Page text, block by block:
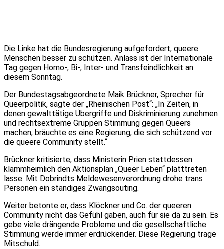
Die Linke hat die Bundesregierung aufgefordert, queere
Menschen besser zu schützen. Anlass ist der Internationale
Tag gegen Homo-, Bi-, Inter- und Transfeindlichkeit an
diesem Sonntag.
Der Bundestagsabgeordnete Maik Brückner, Sprecher für
Queerpolitik, sagte der „Rheinischen Post“: „In Zeiten, in
denen gewalttätige Übergriffe und Diskriminierung zunehmen
und rechtsextreme Gruppen Stimmung gegen Queers
machen, bräuchte es eine Regierung, die sich schützend vor
die queere Community stellt.“
Brückner kritisierte, dass Ministerin Prien stattdessen
klammheimlich den Aktionsplan „Queer Leben“ platttreten
lasse. Mit Dobrindts Meldewesenverordnung drohe trans
Personen ein ständiges Zwangsouting.
Weiter betonte er, dass Klöckner und Co. der queeren
Community nicht das Gefühl gäben, auch für sie da zu sein. Es
gebe viele drängende Probleme und die gesellschaftliche
Stimmung werde immer erdrückender. Diese Regierung trage
Mitschuld.